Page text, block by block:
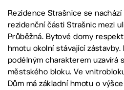
Rezidence Strašnice se
rezidenční části Strašnic mezi
Průběžná. Bytové domy
hmotu okolní stávající zástavby.
podélným charakterem uzavírá
městského bloku. Ve
Dům má základní hmotu o